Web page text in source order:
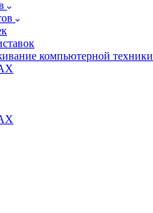
компьютерной техники